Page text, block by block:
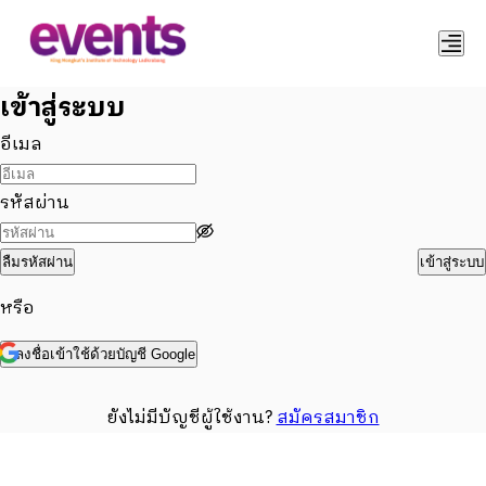
เข้าสู่ระบบ
อีเมล
รหัสผ่าน
ลืมรหัสผ่าน เข้าสู่ระบบ
หรือ
ลงชื่อเข้าใช้ด้วยบัญชี Google
ยังไม่มีบัญชีผู้ใช้งาน?สมัครสมาชิก